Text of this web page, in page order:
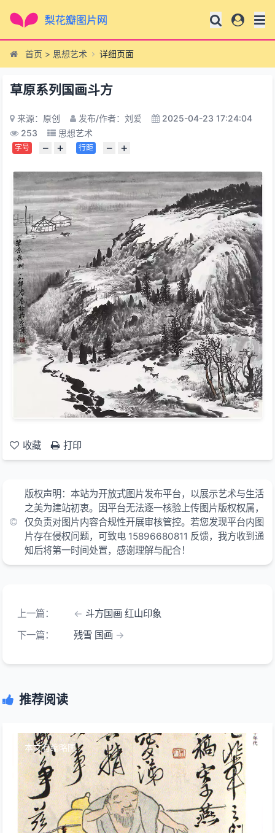
首页 > 思想艺术 详细页面
草原系列国画斗方
来源：原创 发布/作者：刘爱
2025-04-23 17:24:04
253
思想艺术
字号 − + 行距 − +
收藏 打印
版权声明：本站为开放式图片发布平台，以展示艺术与生活
之美为建站初衷。因平台无法逐一核验上传图片版权权属，
仅负责对图片内容合规性开展审核管控。若您发现平台内图
片存在侵权问题，可致电 15896680811 反馈，我方收到通
知后将第一时间处置，感谢理解与配合！
上一篇：
斗方国画 红山印象
下一篇：
残雪 国画
推荐阅读
本文有缩略图